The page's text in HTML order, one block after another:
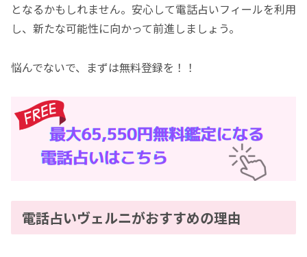
となるかもしれません。安心して電話占いフィールを利用
し、新たな可能性に向かって前進しましょう。
悩んでないで、まずは無料登録を！！
電話占いヴェルニがおすすめの理由